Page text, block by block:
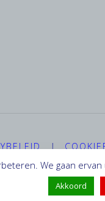
|
We gaan
Akkoord